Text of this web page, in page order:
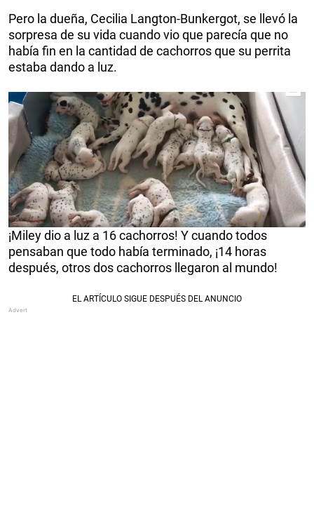
Pero la dueña, Cecilia Langton-Bunkergot, se llevó la
sorpresa de su vida cuando vio que parecía que no
había fin en la cantidad de cachorros que su perrita
estaba dando a luz.
¡Miley dio a luz a 16 cachorros! Y cuando todos
pensaban que todo había terminado, ¡14 horas
después, otros dos cachorros llegaron al mundo!